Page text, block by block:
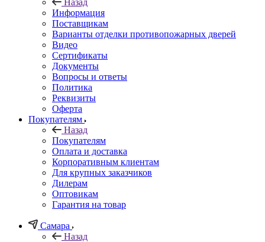
Назад
Информация
Поставщикам
Варианты отделки противопожарных дверей
Видео
Сертификаты
Документы
Вопросы и ответы
Политика
Реквизиты
Оферта
Покупателям
Назад
Покупателям
Оплата и доставка
Корпоративным клиентам
Для крупных заказчиков
Дилерам
Оптовикам
Гарантия на товар
Самара
Назад